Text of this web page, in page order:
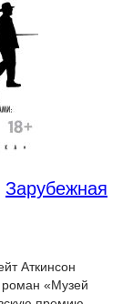
Зарубежная
Аткинсон
«Музей